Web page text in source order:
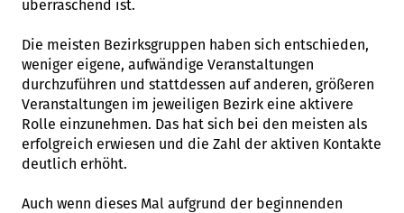
überraschend ist.
Die meisten Bezirksgruppen haben sich entschieden,
weniger eigene, aufwändige Veranstaltungen
durchzuführen und stattdessen auf anderen, größeren
Veranstaltungen im jeweiligen Bezirk eine aktivere
Rolle einzunehmen. Das hat sich bei den meisten als
erfolgreich erwiesen und die Zahl der aktiven Kontakte
deutlich erhöht.
Auch wenn dieses Mal aufgrund der beginnenden